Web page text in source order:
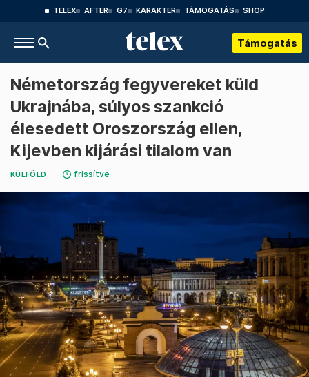
TELEX AFTER G7 KARAKTER TÁMOGATÁS SHOP
Támogatás
Németország fegyvereket küld
Ukrajnába, súlyos szankció
élesedett Oroszország ellen,
Kijevben kijárási tilalom van
KÜLFÖLD frissítve